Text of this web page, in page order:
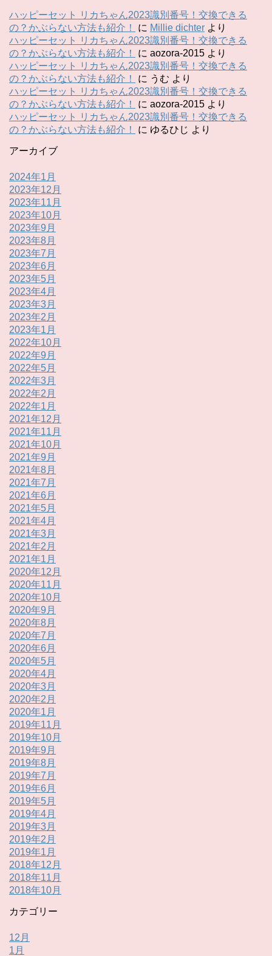
ハッピーセット リカちゃん2023識別番号！交換できる
の？かぶらない方法も紹介！
に Millie dichter より
ハッピーセット リカちゃん2023識別番号！交換できる
の？かぶらない方法も紹介！
に aozora-2015 より
ハッピーセット リカちゃん2023識別番号！交換できる
の？かぶらない方法も紹介！
に うむ より
ハッピーセット リカちゃん2023識別番号！交換できる
の？かぶらない方法も紹介！
に aozora-2015 より
ハッピーセット リカちゃん2023識別番号！交換できる
の？かぶらない方法も紹介！
に ゆるひじ より
アーカイブ
2024年1月
2023年12月
2023年11月
2023年10月
2023年9月
2023年8月
2023年7月
2023年6月
2023年5月
2023年4月
2023年3月
2023年2月
2023年1月
2022年10月
2022年9月
2022年5月
2022年3月
2022年2月
2022年1月
2021年12月
2021年11月
2021年10月
2021年9月
2021年8月
2021年7月
2021年6月
2021年5月
2021年4月
2021年3月
2021年2月
2021年1月
2020年12月
2020年11月
2020年10月
2020年9月
2020年8月
2020年7月
2020年6月
2020年5月
2020年4月
2020年3月
2020年2月
2020年1月
2019年11月
2019年10月
2019年9月
2019年8月
2019年7月
2019年6月
2019年5月
2019年4月
2019年3月
2019年2月
2019年1月
2018年12月
2018年11月
2018年10月
カテゴリー
12月
1月